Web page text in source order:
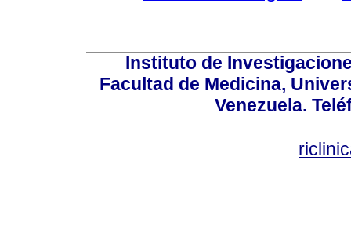
Instituto de
Facultad de Medicina,
Venezuela.